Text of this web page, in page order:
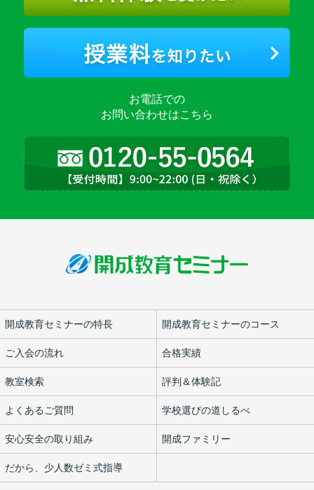
お電話での
お問い合わせはこちら
開成教育セミナーの特長 開成教育セミナーのコース
ご入会の流れ 合格実績
教室検索 評判＆体験記
よくあるご質問 学校選びの道しるべ
安心安全の取り組み 開成ファミリー
だから、少人数ゼミ式指導